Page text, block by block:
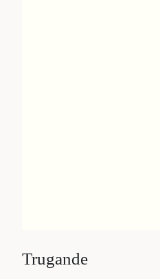
Trugande